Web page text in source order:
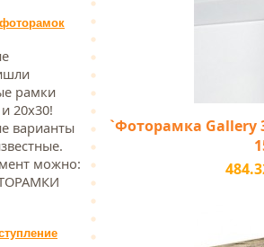
рамки
20х30!
варианты
можно:
`Фоторамка Gallery